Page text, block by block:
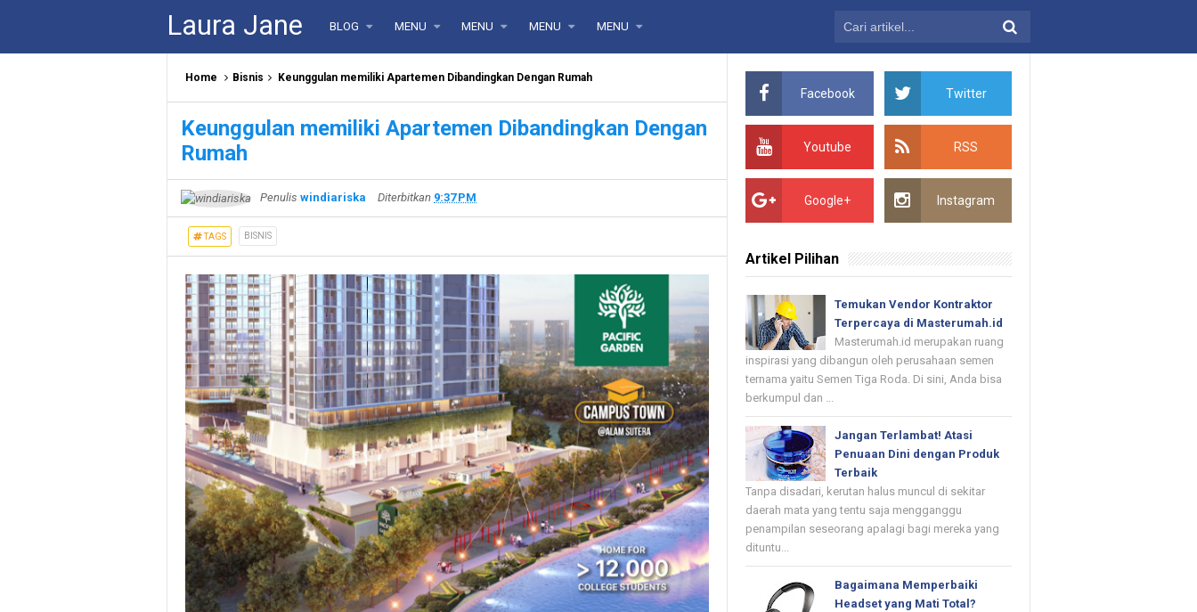
Laura Jane BLOG MENU MENU MENU MENU
Home Bisnis Keunggulan memiliki Apartemen Dibandingkan Dengan Rumah
Keunggulan memiliki Apartemen Dibandingkan Dengan
Rumah
Penulis windiariska Diterbitkan 9:37 PM
TAGS BISNIS
Facebook Twitter
Youtube RSS
Google+ Instagram
Artikel Pilihan
Temukan Vendor Kontraktor
Terpercaya di Masterumah.id
Masterumah.id merupakan ruang
inspirasi yang dibangun oleh perusahaan semen
ternama yaitu Semen Tiga Roda. Di sini, Anda bisa
berkumpul dan ...
Jangan Terlambat! Atasi
Penuaan Dini dengan Produk
Terbaik
Tanpa disadari, kerutan halus muncul di sekitar
daerah mata yang tentu saja mengganggu
penampilan seseorang apalagi bagi mereka yang
dituntu...
Bagaimana Memperbaiki
Headset yang Mati Total?